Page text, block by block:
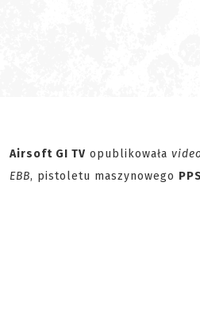
Airsoft GI TV opublikowała
EBB, pistoletu maszynowego